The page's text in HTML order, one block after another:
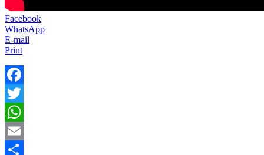
Facebook
WhatsApp
E-mail
Print
Facebook
Twitter
WhatsApp
Email